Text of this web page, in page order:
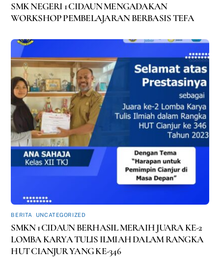
SMK NEGERI 1 CIDAUN MENGADAKAN
WORKSHOP PEMBELAJARAN BERBASIS TEFA
BERITA UNCATEGORIZED
SMKN 1 CIDAUN BERHASIL MERAIH JUARA KE-2
LOMBA KARYA TULIS ILMIAH DALAM RANGKA
HUT CIANJUR YANG KE-346